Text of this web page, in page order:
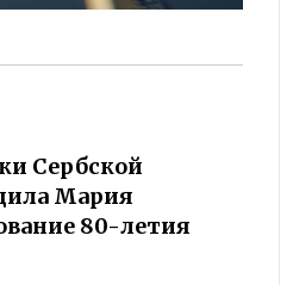
Сербской
Мария
80-летия